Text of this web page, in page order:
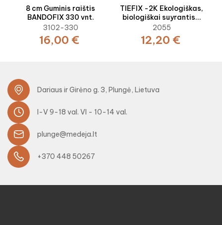
8 cm Guminis raištis
BANDOFIX 330 vnt.
3102-330
16,00 €
TIEFIX -2K Ekologiškas,
biologiškai suyrantis...
2055
12,20 €
Dariaus ir Girėno g. 3, Plungė, Lietuva
I-V 9-18 val. VI - 10-14 val.
plunge@medeja.lt
+370 448 50267